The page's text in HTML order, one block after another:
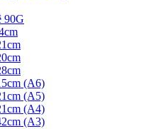
90G
(A6)
(A5)
(A4)
(A3)